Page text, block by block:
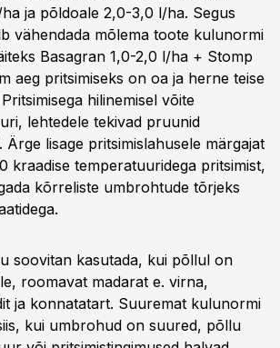
ja põldoale 2,0-3,0 l/ha. Segus
vähendada mõlema toote kulunormi
Basagran 1,0-2,0 l/ha + Stomp
aeg pritsimiseks on oa ja herne teise
hilinemisel võite
lehtedele tekivad pruunid
Ärge lisage pritsimislahusele märgajat
kraadise temperatuuridega pritsimist,
kõrreliste umbrohtude tõrjeks
soovitan kasutada, kui põllul on
roomavat madarat e. virna,
ja konnatatart. Suuremat kulunormi
kui umbrohud on suured, põllu